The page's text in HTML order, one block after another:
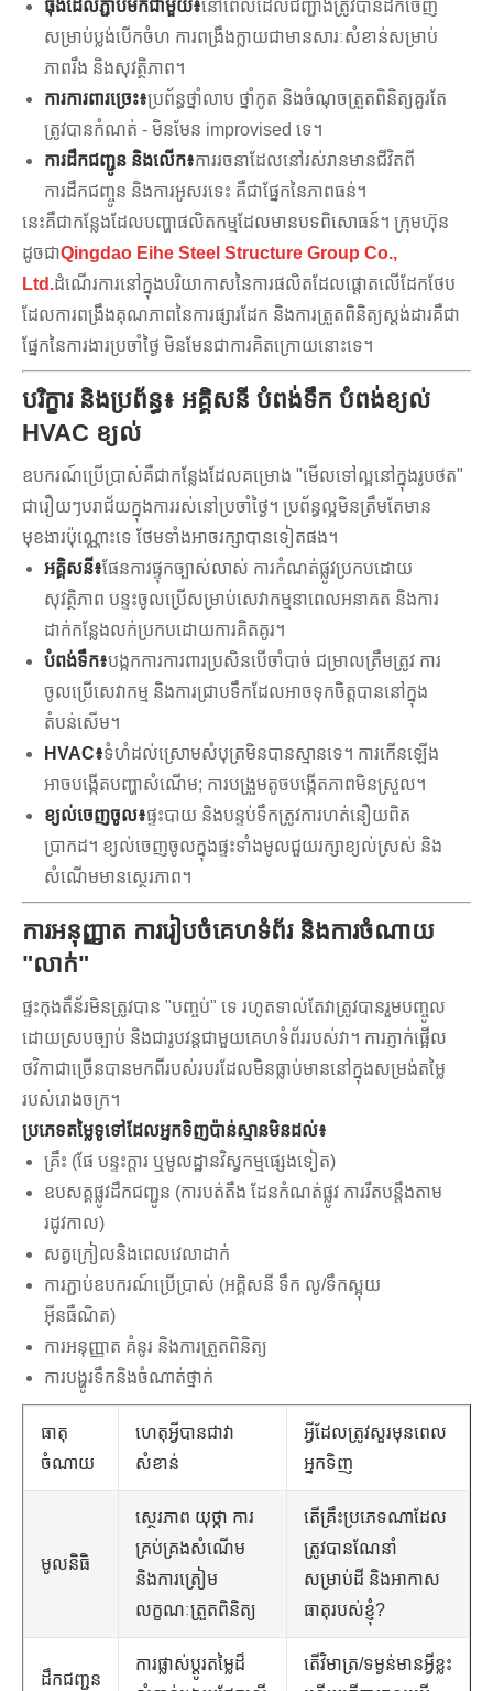
ធុងដែលភ្ជាប់មកជាមួយ៖នៅពេលដែលជញ្ជាំងត្រូវបានដកចេញ
សម្រាប់ប្លង់បើកចំហ ការពង្រឹងក្លាយជាមានសារៈសំខាន់សម្រាប់
ភាពរឹង និងសុវត្ថិភាព។
ការការពារច្រេះ៖ប្រព័ន្ធថ្នាំលាប ថ្នាំកូត និងចំណុចត្រួតពិនិត្យគួរតែ
ត្រូវបានកំណត់ - មិនមែន improvised ទេ។
ការដឹកជញ្ជូន និងលើក៖ការរចនាដែលនៅរស់រានមានជីវិតពី
ការដឹកជញ្ចូន និងការអូសរទេះ គឺជាផ្នែកនៃភាពធន់។
នេះគឺជាកន្លែងដែលបញ្ហាផលិតកម្មដែលមានបទពិសោធន៍។ ក្រុមហ៊ុន
ដូចជាQingdao Eihe Steel Structure Group Co.,
Ltd.ដំណើរការនៅក្នុងបរិយាកាសនៃការផលិតដែលផ្តោតលើដែកថែប
ដែលការពង្រឹងគុណភាពនៃការផ្សារដែក និងការត្រួតពិនិត្យស្តង់ដារគឺជា
ផ្នែកនៃការងារប្រចាំថ្ងៃ មិនមែនជាការគិតក្រោយនោះទេ។
បរិក្ខារ និងប្រព័ន្ធ៖ អគ្គិសនី បំពង់ទឹក បំពង់ខ្យល់
HVAC ខ្យល់
ឧបករណ៍ប្រើប្រាស់គឺជាកន្លែងដែលគម្រោង "មើលទៅល្អនៅក្នុងរូបថត"
ជារឿយៗបរាជ័យក្នុងការរស់នៅប្រចាំថ្ងៃ។ ប្រព័ន្ធល្អមិនត្រឹមតែមាន
មុខងារប៉ុណ្ណោះទេ ថែមទាំងអាចរក្សាបានទៀតផង។
អគ្គិសនី៖ផែនការផ្ទុកច្បាស់លាស់ ការកំណត់ផ្លូវប្រកបដោយ
សុវត្ថិភាព បន្ទះចូលប្រើសម្រាប់សេវាកម្មនាពេលអនាគត និងការ
ដាក់កន្លែងលក់ប្រកបដោយការគិតគូរ។
បំពង់ទឹក៖បង្កកការការពារប្រសិនបើចាំបាច់ ជម្រាលត្រឹមត្រូវ ការ
ចូលប្រើសេវាកម្ម និងការជ្រាបទឹកដែលអាចទុកចិត្តបាននៅក្នុង
តំបន់សើម។
HVAC៖ទំហំ​ដល់​ស្រោម​សំបុត្រ​មិន​បាន​ស្មាន​ទេ។ ការកើនឡើង
អាចបង្កើតបញ្ហាសំណើម; ការបង្រួមតូចបង្កើតភាពមិនស្រួល។
ខ្យល់ចេញចូល៖ផ្ទះបាយ និងបន្ទប់ទឹកត្រូវការហត់នឿយពិត
ប្រាកដ។ ខ្យល់ចេញចូលក្នុងផ្ទះទាំងមូលជួយរក្សាខ្យល់ស្រស់ និង
សំណើមមានស្ថេរភាព។
ការអនុញ្ញាត ការរៀបចំគេហទំព័រ និងការចំណាយ
"លាក់"
ផ្ទះកុងតឺន័រមិនត្រូវបាន "បញ្ចប់" ទេ រហូតទាល់តែវាត្រូវបានរួមបញ្ចូល
ដោយស្របច្បាប់ និងជារូបវន្តជាមួយគេហទំព័ររបស់វា។ ការភ្ញាក់ផ្អើល
ថវិកាជាច្រើនបានមកពីរបស់របរដែលមិនធ្លាប់មាននៅក្នុងសម្រង់តម្លៃ
របស់រោងចក្រ។
ប្រភេទតម្លៃទូទៅដែលអ្នកទិញប៉ាន់ស្មានមិនដល់៖
គ្រឹះ (ផែ បន្ទះក្តារ ឬមូលដ្ឋានវិស្វកម្មផ្សេងទៀត)
ឧបសគ្គផ្លូវដឹកជញ្ជូន (ការបត់តឹង ដែនកំណត់ផ្លូវ ការរឹតបន្តឹងតាម
រដូវកាល)
សត្វក្រៀលនិងពេលវេលាដាក់
ការភ្ជាប់ឧបករណ៍ប្រើប្រាស់ (អគ្គិសនី ទឹក លូ/ទឹកស្អុយ
អ៊ីនធឺណិត)
ការអនុញ្ញាត គំនូរ និងការត្រួតពិនិត្យ
ការបង្ហូរទឹកនិងចំណាត់ថ្នាក់
ធាតុ
ចំណាយ
ហេតុអ្វីបានជាវា
សំខាន់
អ្វីដែលត្រូវសួរមុនពេល
អ្នកទិញ
មូលនិធិ
ស្ថេរភាព យុថ្កា ការ
គ្រប់គ្រងសំណើម
និងការត្រៀម
លក្ខណៈត្រួតពិនិត្យ
តើគ្រឹះប្រភេទណាដែល
ត្រូវបានណែនាំ
សម្រាប់ដី និងអាកាស
ធាតុរបស់ខ្ញុំ?
ដឹកជញ្ជូន
ការផ្លាស់ប្តូរតម្លៃដ៏
តើវិមាត្រ/ទម្ងន់មានអ្វីខ្លះ